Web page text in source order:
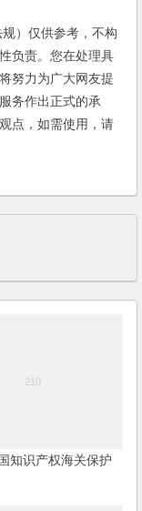
）仅供参考，不构
负责。您在处理具
努力为广大网友提
务作出正式的承
点，如需使用，请
知识产权海关保护